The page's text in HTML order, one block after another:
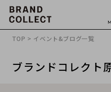
TOP > イベント&ブログ一覧
ブランドコレクト